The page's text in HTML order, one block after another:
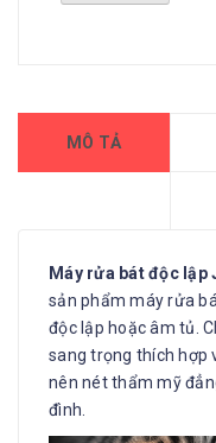
MÔ TẢ
Máy rửa bát độc lập
sản phẩm máy rửa
độc lập hoặc âm tủ.
sang trọng thích hợp
nên nét thẩm mỹ
đình.